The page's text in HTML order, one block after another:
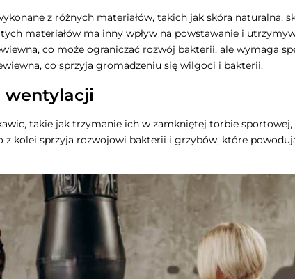
z różnych materiałów, takich jak skóra naturalna,
materiałów ma inny wpływ na powstawanie i
co może ograniczać rozwój bakterii, ale wymaga
co sprzyja gromadzeniu się wilgoci i bakterii.
wentylacji
takie jak trzymanie ich w zamkniętej torbie
z kolei sprzyja rozwojowi bakterii i grzybów, które